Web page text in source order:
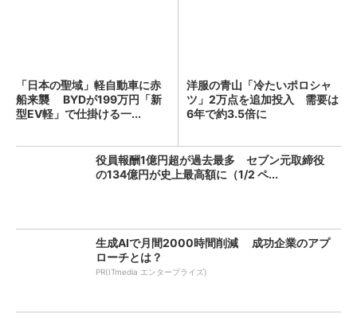
「日本の聖域」軽自動車に赤
船来襲 BYDが199万円「新
型EV軽」で仕掛ける一...
洋服の青山「冷たいポロシャ
ツ」2万点を追加投入 需要は
6年で約3.5倍に
役員報酬1億円超が過去最多 セブン元取締役
の134億円が史上最高額に（1/2 ペ...
生成AIで月間2000時間削減 成功企業のアプ
ローチとは？
PR(ITmedia エンタープライズ)